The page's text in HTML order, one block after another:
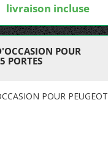
livraison incluse
POUR
PORTES
POUR PEUGEOT